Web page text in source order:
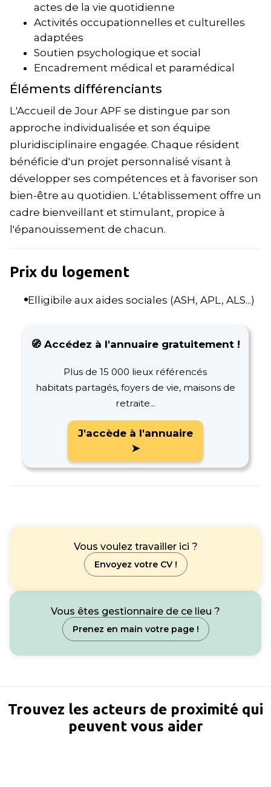
actes de la vie quotidienne
Activités occupationnelles et culturelles
adaptées
Soutien psychologique et social
Encadrement médical et paramédical
Éléments différenciants
L'Accueil de Jour APF se distingue par son
approche individualisée et son équipe
pluridisciplinaire engagée. Chaque résident
bénéficie d'un projet personnalisé visant à
développer ses compétences et à favoriser son
bien-être au quotidien. L'établissement offre un
cadre bienveillant et stimulant, propice à
l'épanouissement de chacun.
Prix du logement
Elligibile aux aides sociales (ASH, APL, ALS...)
🧭 Accédez à l'annuaire gratuitement !
Plus de 15 000 lieux référencés
habitats partagés, foyers de vie, maisons de
retraite...
J'accède à l'annuaire
➤
Vous voulez travailler ici ?
Envoyez votre CV !
Vous êtes gestionnaire de ce lieu ?
Prenez en main votre page !
Trouvez les acteurs de proximité qui
peuvent vous aider